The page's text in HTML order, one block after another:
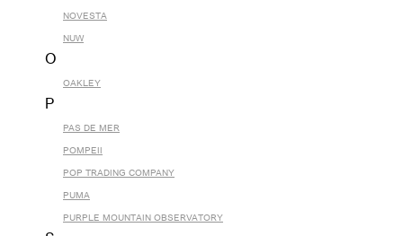
NOVESTA
NUW
O
OAKLEY
P
PAS DE MER
POMPEII
POP TRADING COMPANY
PUMA
PURPLE MOUNTAIN OBSERVATORY